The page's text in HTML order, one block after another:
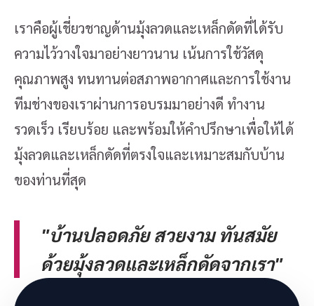
เราคือผู้เชี่ยวชาญด้านมุ้งลวดและเหล็กดัดที่ได้รับ
ความไว้วางใจมาอย่างยาวนาน เน้นการใช้วัสดุ
คุณภาพสูง ทนทานต่อสภาพอากาศและการใช้งาน
ทีมช่างของเราผ่านการอบรมมาอย่างดี ทำงาน
รวดเร็ว เรียบร้อย และพร้อมให้คำปรึกษาเพื่อให้ได้
มุ้งลวดและเหล็กดัดที่ตรงใจและเหมาะสมกับบ้าน
ของท่านที่สุด
"บ้านปลอดภัย สวยงาม ทันสมัย
ด้วยมุ้งลวดและเหล็กดัดจากเรา"